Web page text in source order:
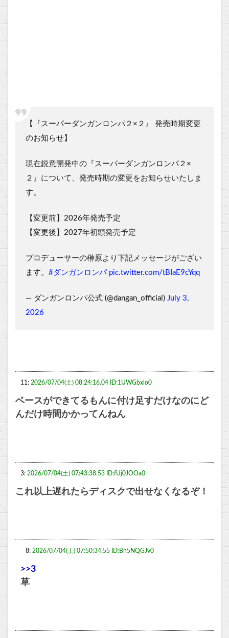
【『スーパーダンガンロンパ２×２』 発売時期変更
のお知らせ】
現在鋭意開発中の『スーパーダンガンロンパ２×
２』について、発売時期の変更をお知らせいたしま
す。
【変更前】2026年発売予定
【変更後】2027年初頭発売予定
プロデューサーの榊原より下記メッセージがござい
ます。 #ダンガンロンパ pic.twitter.com/tBIaE9cYqq
— ダンガンロンパ公式 (@dangan_official) July 3,
2026
11: 2026/07/04(土) 08:24:16.04 ID:1UWGbxlo0
ベースができてるもんに付け足すだけなのにど
んだけ時間かかってんねん
3: 2026/07/04(土) 07:43:38.53 ID:fUj0JOOa0
これ以上遅れたらディスクで出せなくなるぞ！
8: 2026/07/04(土) 07:50:34.55 ID:Bn5NQGJv0
>>3
草